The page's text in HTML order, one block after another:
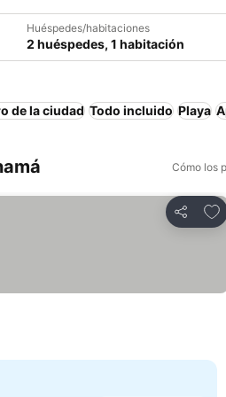
Huéspedes/habitaciones
2 huéspedes, 1 habitación
de la ciudad Todo incluido Playa
Cómo los